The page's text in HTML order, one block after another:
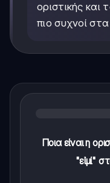
οριστικής και
πιο συχνοί στα
Ποια είναι η
"εἰμί"